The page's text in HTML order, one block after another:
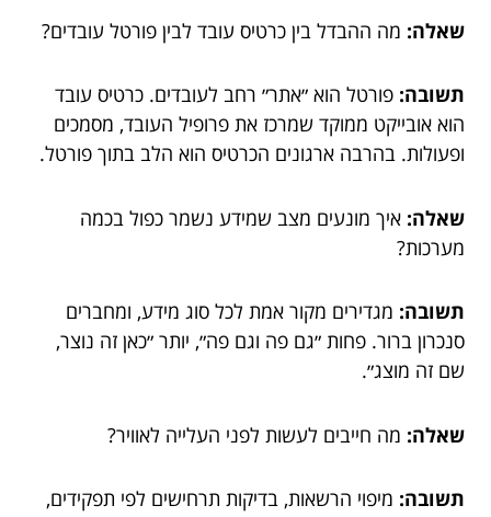
שאלה: מה ההבדל בין כרטיס עובד לבין פורטל עובדים?
תשובה: פורטל הוא ״אתר״ רחב לעובדים. כרטיס עובד
הוא אובייקט ממוקד שמרכז את פרופיל העובד, מסמכים
ופעולות. בהרבה ארגונים הכרטיס הוא הלב בתוך פורטל.
שאלה: איך מונעים מצב שמידע נשמר כפול בכמה
מערכות?
תשובה: מגדירים מקור אמת לכל סוג מידע, ומחברים
סנכרון ברור. פחות ״גם פה וגם פה״, יותר ״כאן זה נוצר,
שם זה מוצג״.
שאלה: מה חייבים לעשות לפני העלייה לאוויר?
תשובה: מיפוי הרשאות, בדיקות תרחישים לפי תפקידים,